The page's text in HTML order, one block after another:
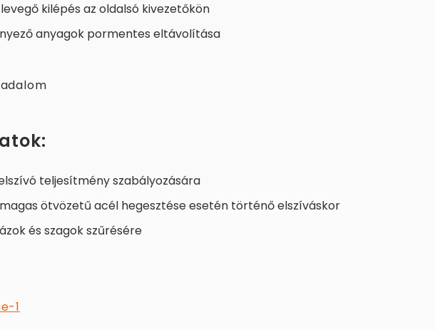
kilépés az oldalsó kivezetőkön
anyagok pormentes eltávolítása
teljesítmény szabályozására
ötvözetű acél hegesztése esetén történő elszíváskor
és szagok szűrésére
1